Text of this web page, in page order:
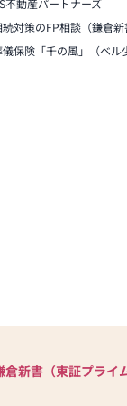
不動産パートナーズ
対策のFP相談（鎌倉新
保険「千の風」（ベル
新書（東証プライ